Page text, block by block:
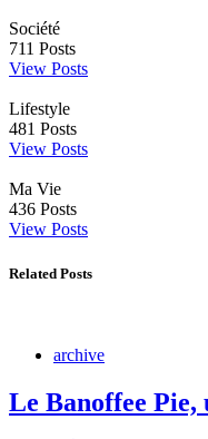
Société
711 Posts
View Posts
Lifestyle
481 Posts
View Posts
Ma Vie
436 Posts
View Posts
Related Posts
archive
Le Banoffee Pie,